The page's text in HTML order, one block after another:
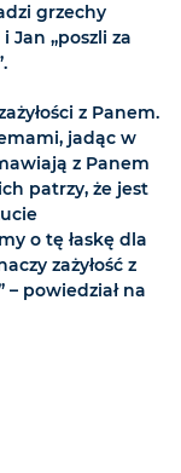
grzechy
Jan „poszli za
z Panem.
jadąc w
z Panem
patrzy, że jest
o tę łaskę dla
zażyłość z
– powiedział na